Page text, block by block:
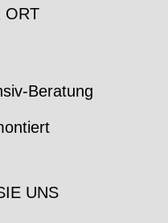
ORT
Beratung
UNS